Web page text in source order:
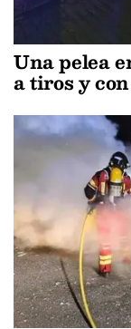
Una pelea
a tiros y